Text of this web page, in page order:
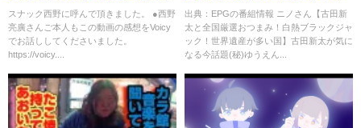
まね
スナック西野に呼んで頂きました。 ●西野
亮廣さんご本人もこの動画の感想をVoicy
でお話ししてくださいました。
https://voicy....
ク！世界遺産が多い国】[字]…の
番組内容解析まとめ
出典：EPGの番組情報 ニノさん【古田新
太と全国厳選おつまみ！白熱ブラックジャ
ック！世界遺産が多い国】古田新太が気に
なる今話題(秘)ゆうえん...